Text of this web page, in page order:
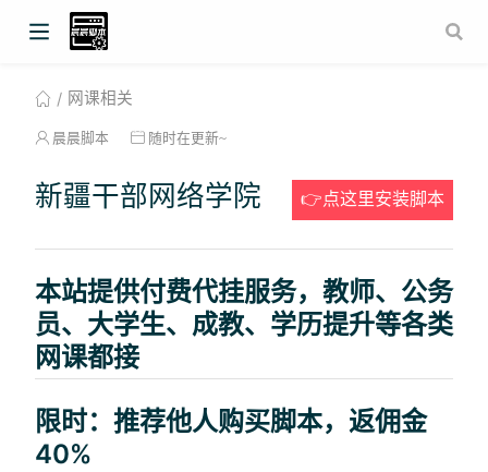
网课相关
晨晨脚本 随时在更新~
新疆干部网络学院 👉点这里安装脚本
本站提供付费代挂服务，教师、公务
员、大学生、成教、学历提升等各类
网课都接
限时：推荐他人购买脚本，返佣金
40%